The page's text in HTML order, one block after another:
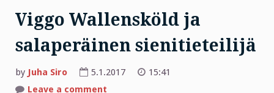
Viggo Wallensköld ja
salaperäinen sienitieteilijä
by Juha Siro 5.1.2017
15:41
Leave a comment